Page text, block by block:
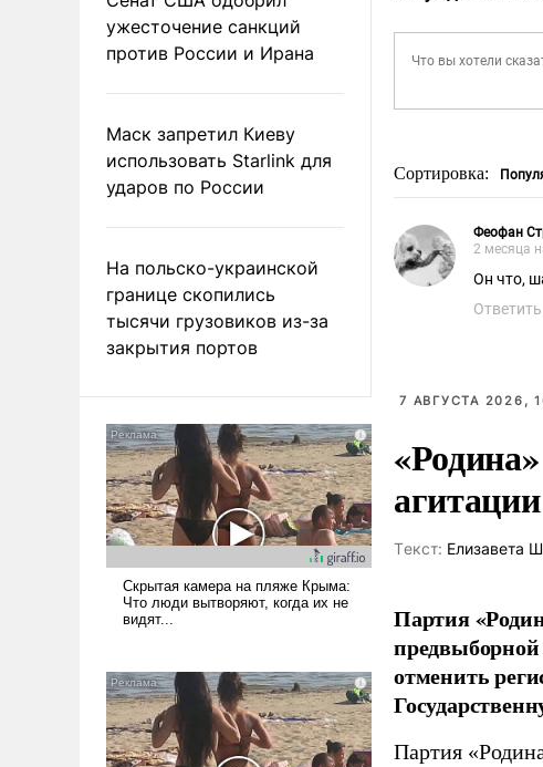
ужесточение санкций
против России и Ирана
Маск запретил Киеву
использовать Starlink для
ударов по России
На польско-украинской
границе скопились
тысячи грузовиков из-за
закрытия портов
Сортировка:
Феофан
2 месяца
Он что,
Ответить
7 АВГУСТА 2026,
Tекст: Елизавета
Партия
предвыборной
отменить
Партия